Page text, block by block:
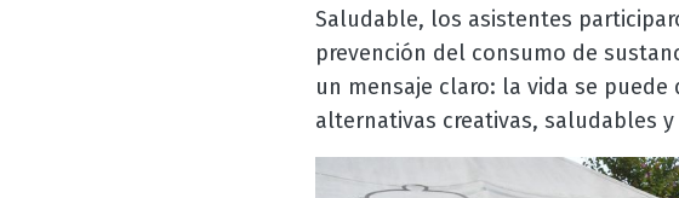
Saludable, los asistentes
prevención del consumo de
un mensaje claro: la vida se
alternativas creativas, saludables